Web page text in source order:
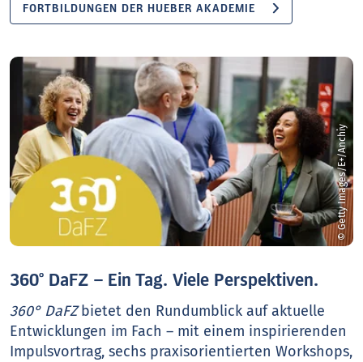
FORTBILDUNGEN DER HUEBER AKADEMIE
© Getty Images/E+/Anchiy
360° DaFZ – Ein Tag. Viele Perspektiven.
360° DaFZbietet den Rundumblick auf aktuelle
Entwicklungen im Fach – mit einem inspirierenden
Impulsvortrag, sechs praxisorientierten Workshops,